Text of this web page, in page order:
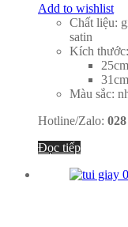
Add to wishlist
Chất liệu:
satin
Kích thước:
Màu sắc:
Hotline/Zalo:
Đọc tiếp